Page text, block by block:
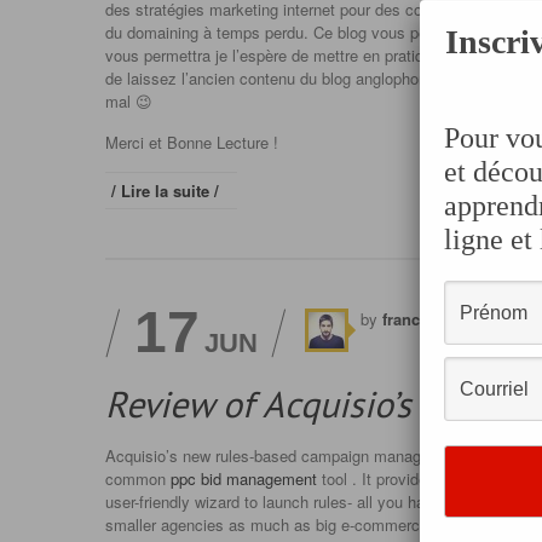
des stratégies marketing internet pour des compagnies de
du domaining à temps perdu. Ce blog vous permettra
vous permettra je l’espère de mettre en pratique des
de laissez l’ancien contenu du blog anglophone en ligne, si
mal 😉
Merci et Bonne Lecture !
/ Lire la suite /
17 JUN
by francis in /Google
Review of Acquisio’s New
Acquisio’s new rules-based campaign management software
common ppc bid management tool . It provides handy rules
user-friendly wizard to launch rules- all you have to do is fill
smaller agencies as much as big e-commerce stores.
Pour
et
ligne et